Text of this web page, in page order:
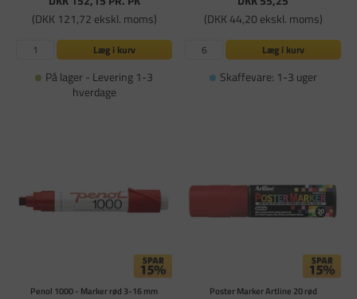
(DKK 121,72 ekskl. moms)
Læg i kurv
På lager - Levering 1-3
hverdage
(DKK 44,20 ekskl. moms)
Læg i kurv
Skaffevare: 1-3 uger
Penol 1000 - Marker rød 3-16 mm Poster Marker Artline 20 rød